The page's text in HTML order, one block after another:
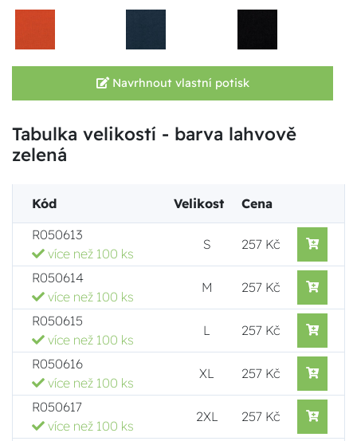
Navrhnout vlastní potisk
Tabulka velikostí - barva lahvově
zelená
Kód Velikost
Cena
R050613
více než 100 ks
S 257 Kč
R050614
více než 100 ks
M 257 Kč
R050615
více než 100 ks
L 257 Kč
R050616
více než 100 ks
XL 257 Kč
R050617
více než 100 ks
2XL 257 Kč